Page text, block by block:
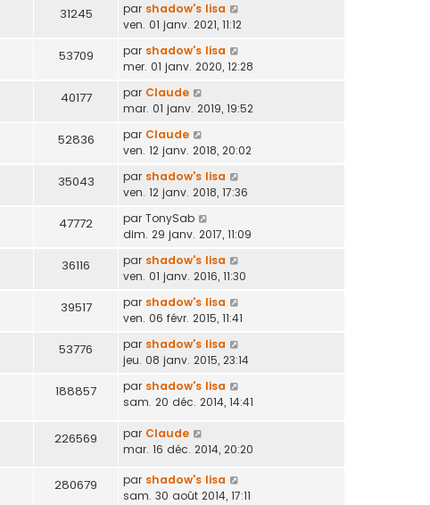
31245 par shadow's lisa
ven. 01 janv. 2021, 11:12
53709 par shadow's lisa
mer. 01 janv. 2020, 12:28
40177 par Claude
mar. 01 janv. 2019, 19:52
52836 par Claude
ven. 12 janv. 2018, 20:02
35043 par shadow's lisa
ven. 12 janv. 2018, 17:36
47772 par TonySab
dim. 29 janv. 2017, 11:09
36116 par shadow's lisa
ven. 01 janv. 2016, 11:30
39517 par shadow's lisa
ven. 06 févr. 2015, 11:41
53776 par shadow's lisa
jeu. 08 janv. 2015, 23:14
188857 par shadow's lisa
sam. 20 déc. 2014, 14:41
226569 par Claude
mar. 16 déc. 2014, 20:20
280679 par shadow's lisa
sam. 30 août 2014, 17:11